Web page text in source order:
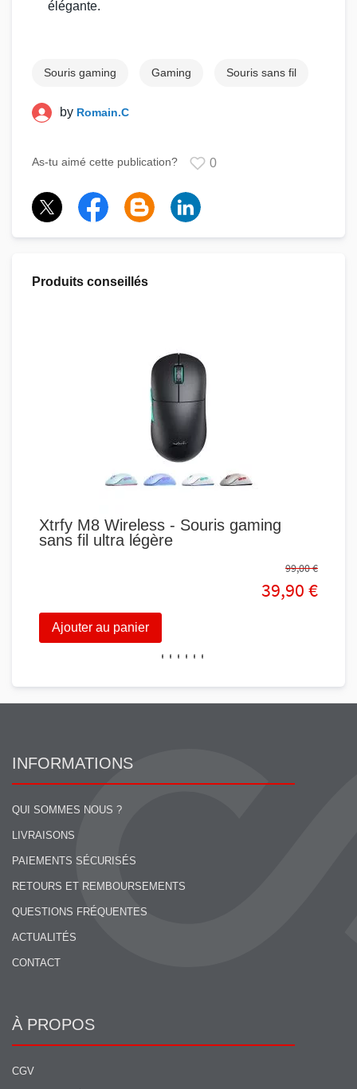
élégante.
Souris gaming Gaming Souris sans fil
by Romain.C
As-tu aimé cette publication? 0
Produits conseillés
Xtrfy M8 Wireless - Souris gaming
sans fil ultra légère
39,90 €
99,00 €
Ajouter au panier
INFORMATIONS
QUI SOMMES NOUS ?
LIVRAISONS
PAIEMENTS SÉCURISÉS
RETOURS ET REMBOURSEMENTS
QUESTIONS FRÉQUENTES
ACTUALITÉS
CONTACT
À PROPOS
CGV